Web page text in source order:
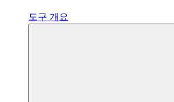
도구 개요